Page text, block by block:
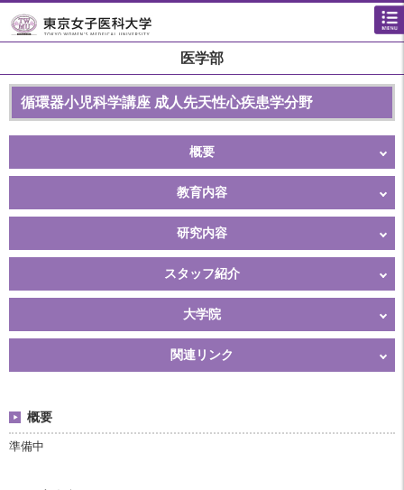
医学部
循環器小児科学講座 成人先天性心疾患学分野
概要
教育内容
研究内容
スタッフ紹介
大学院
関連リンク
概要
準備中